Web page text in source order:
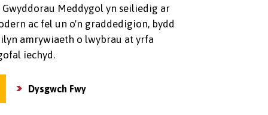
Gwyddorau Meddygol yn seiliedig ar
ac fel un o'n graddedigion, bydd
amrywiaeth o lwybrau at yrfa
iechyd.
Dysgwch Fwy